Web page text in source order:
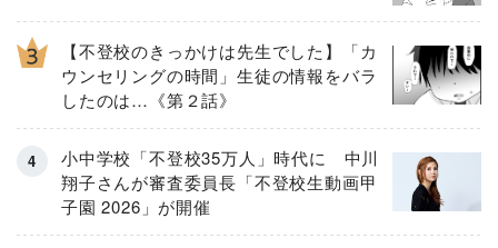
【不登校のきっかけは先生でした】「カ
ウンセリングの時間」生徒の情報をバラ
したのは…《第２話》
小中学校「不登校35万人」時代に 中川
翔子さんが審査委員長「不登校生動画甲
子園 2026」が開催